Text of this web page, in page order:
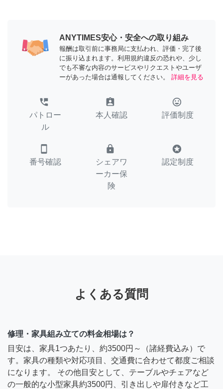
ANYTIMES安心・安全への取り組み
報酬は取引前に事務局に支払われ、評価・完了後
に振り込まれます。利用規約違反の恐れや、少し
でも不審な内容のサービスやリクエストやユーザ
ーがあった場合は通報してください。
詳細を見る
perm_phone_msg
パトロー
ル
assignment_ind
本人確認
tag_faces
評価制度
smartphone
番号確認
lock
シェアワ
ーカー保
険
stars
認定制度
よくある質問
修理・家具組み立ての料金相場は？
目安は、家具1つあたり、約3500円～（諸経費込み）で
す。家具の種類や対応項目、交通費に合わせて都度ご相談
になります。 その他目安として、テーブルやチェアなど
の一般的な小型家具約3500円、引き出しや扉付きなど工